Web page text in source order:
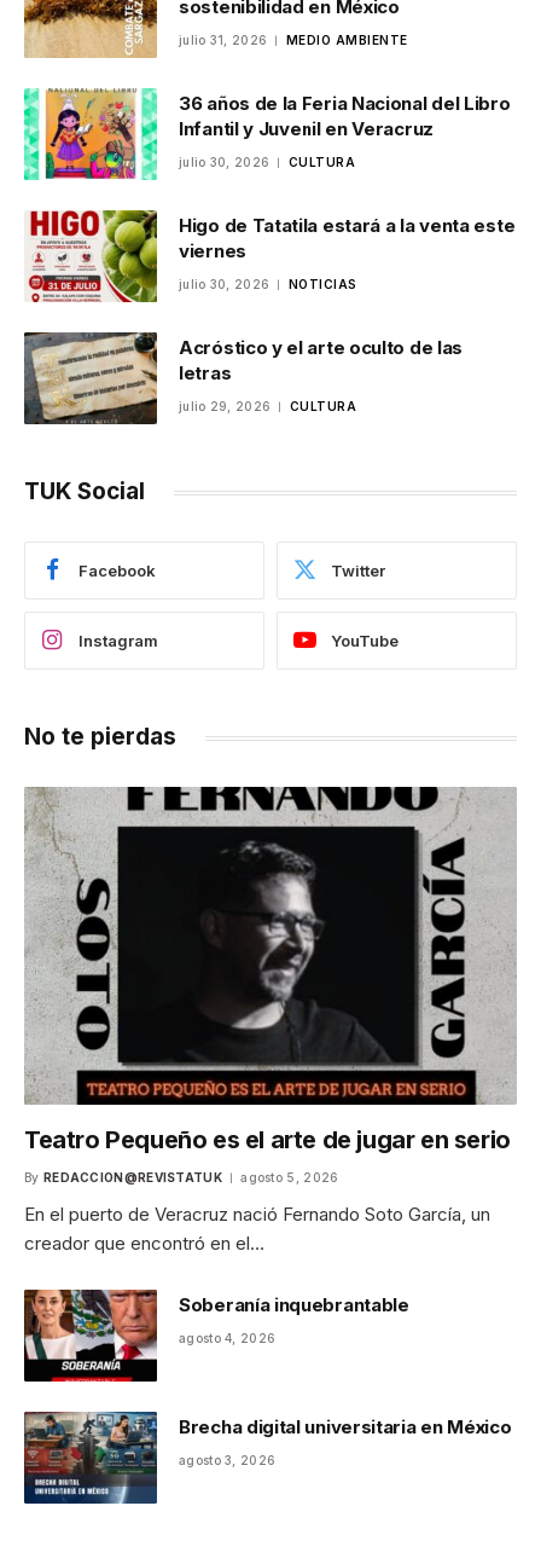
sostenibilidad en México
julio 31, 2026 MEDIO AMBIENTE
36 años de la Feria Nacional del Libro
Infantil y Juvenil en Veracruz
julio 30, 2026 CULTURA
Higo de Tatatila estará a la venta este
viernes
julio 30, 2026 NOTICIAS
Acróstico y el arte oculto de las
letras
julio 29, 2026 CULTURA
TUK Social
Facebook Twitter
Instagram YouTube
No te pierdas
Teatro Pequeño es el arte de jugar en serio
By REDACCION@REVISTATUK agosto 5, 2026
En el puerto de Veracruz nació Fernando Soto García, un
creador que encontró en el…
Soberanía inquebrantable
agosto 4, 2026
Brecha digital universitaria en México
agosto 3, 2026